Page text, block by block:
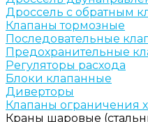
Дроссель с обратным
Клапаны тормозные
Последовательные
Предохранительные
Регуляторы расхода
Блоки клапанные
Диверторы
Клапаны ограничения
Краны шаровые